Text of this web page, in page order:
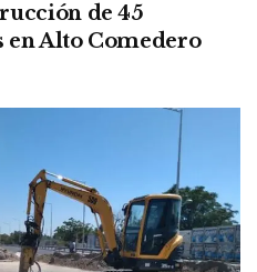
de 45
en Alto Comedero